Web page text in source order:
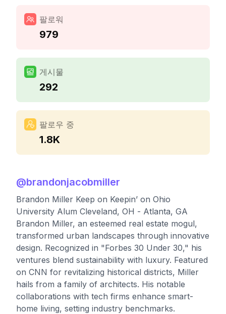
팔로워
979
게시물
292
팔로우 중
1.8K
@brandonjacobmiller
Brandon Miller Keep on Keepin’ on Ohio
University Alum Cleveland, OH - Atlanta, GA
Brandon Miller, an esteemed real estate mogul,
transformed urban landscapes through innovative
design. Recognized in "Forbes 30 Under 30," his
ventures blend sustainability with luxury. Featured
on CNN for revitalizing historical districts, Miller
hails from a family of architects. His notable
collaborations with tech firms enhance smart-
home living, setting industry benchmarks.